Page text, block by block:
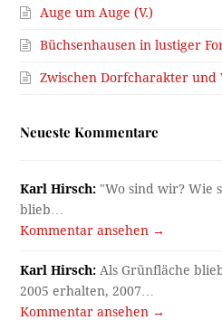
Auge um Auge (V.)
Büchsenhausen in lustiger
Zwischen Dorfcharakter und
Neueste Kommentare
Karl Hirsch: "Wo sind wir? Wie
blieb…
Kommentar ansehen →
Karl Hirsch: Als Grünfläche
2005 erhalten, 2007…
Kommentar ansehen →